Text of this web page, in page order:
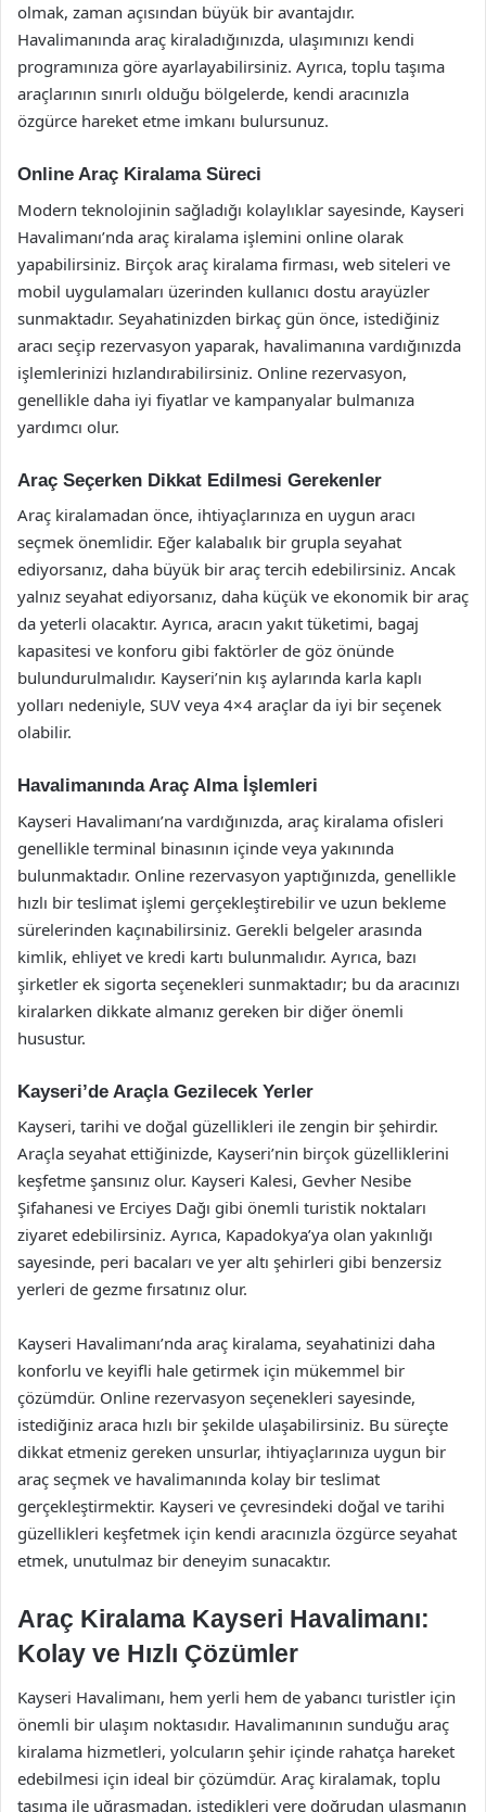
olmak, zaman açısından büyük bir avantajdır.
Havalimanında araç kiraladığınızda, ulaşımınızı kendi
programınıza göre ayarlayabilirsiniz. Ayrıca, toplu taşıma
araçlarının sınırlı olduğu bölgelerde, kendi aracınızla
özgürce hareket etme imkanı bulursunuz.
Online Araç Kiralama Süreci
Modern teknolojinin sağladığı kolaylıklar sayesinde, Kayseri
Havalimanı’nda araç kiralama işlemini online olarak
yapabilirsiniz. Birçok araç kiralama firması, web siteleri ve
mobil uygulamaları üzerinden kullanıcı dostu arayüzler
sunmaktadır. Seyahatinizden birkaç gün önce, istediğiniz
aracı seçip rezervasyon yaparak, havalimanına vardığınızda
işlemlerinizi hızlandırabilirsiniz. Online rezervasyon,
genellikle daha iyi fiyatlar ve kampanyalar bulmanıza
yardımcı olur.
Araç Seçerken Dikkat Edilmesi Gerekenler
Araç kiralamadan önce, ihtiyaçlarınıza en uygun aracı
seçmek önemlidir. Eğer kalabalık bir grupla seyahat
ediyorsanız, daha büyük bir araç tercih edebilirsiniz. Ancak
yalnız seyahat ediyorsanız, daha küçük ve ekonomik bir araç
da yeterli olacaktır. Ayrıca, aracın yakıt tüketimi, bagaj
kapasitesi ve konforu gibi faktörler de göz önünde
bulundurulmalıdır. Kayseri’nin kış aylarında karla kaplı
yolları nedeniyle, SUV veya 4×4 araçlar da iyi bir seçenek
olabilir.
Havalimanında Araç Alma İşlemleri
Kayseri Havalimanı’na vardığınızda, araç kiralama ofisleri
genellikle terminal binasının içinde veya yakınında
bulunmaktadır. Online rezervasyon yaptığınızda, genellikle
hızlı bir teslimat işlemi gerçekleştirebilir ve uzun bekleme
sürelerinden kaçınabilirsiniz. Gerekli belgeler arasında
kimlik, ehliyet ve kredi kartı bulunmalıdır. Ayrıca, bazı
şirketler ek sigorta seçenekleri sunmaktadır; bu da aracınızı
kiralarken dikkate almanız gereken bir diğer önemli
husustur.
Kayseri’de Araçla Gezilecek Yerler
Kayseri, tarihi ve doğal güzellikleri ile zengin bir şehirdir.
Araçla seyahat ettiğinizde, Kayseri’nin birçok güzelliklerini
keşfetme şansınız olur. Kayseri Kalesi, Gevher Nesibe
Şifahanesi ve Erciyes Dağı gibi önemli turistik noktaları
ziyaret edebilirsiniz. Ayrıca, Kapadokya’ya olan yakınlığı
sayesinde, peri bacaları ve yer altı şehirleri gibi benzersiz
yerleri de gezme fırsatınız olur.
Kayseri Havalimanı’nda araç kiralama, seyahatinizi daha
konforlu ve keyifli hale getirmek için mükemmel bir
çözümdür. Online rezervasyon seçenekleri sayesinde,
istediğiniz araca hızlı bir şekilde ulaşabilirsiniz. Bu süreçte
dikkat etmeniz gereken unsurlar, ihtiyaçlarınıza uygun bir
araç seçmek ve havalimanında kolay bir teslimat
gerçekleştirmektir. Kayseri ve çevresindeki doğal ve tarihi
güzellikleri keşfetmek için kendi aracınızla özgürce seyahat
etmek, unutulmaz bir deneyim sunacaktır.
Araç Kiralama Kayseri Havalimanı:
Kolay ve Hızlı Çözümler
Kayseri Havalimanı, hem yerli hem de yabancı turistler için
önemli bir ulaşım noktasıdır. Havalimanının sunduğu araç
kiralama hizmetleri, yolcuların şehir içinde rahatça hareket
edebilmesi için ideal bir çözümdür. Araç kiralamak, toplu
taşıma ile uğraşmadan, istedikleri yere doğrudan ulaşmanın